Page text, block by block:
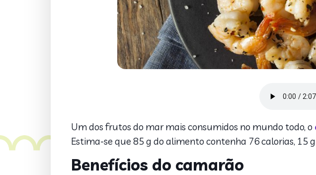
Um dos frutos do mar mais consumidos no mundo todo, o
Estima-se que 85 g do alimento contenha 76 calorias, 15
Benefícios do camarão